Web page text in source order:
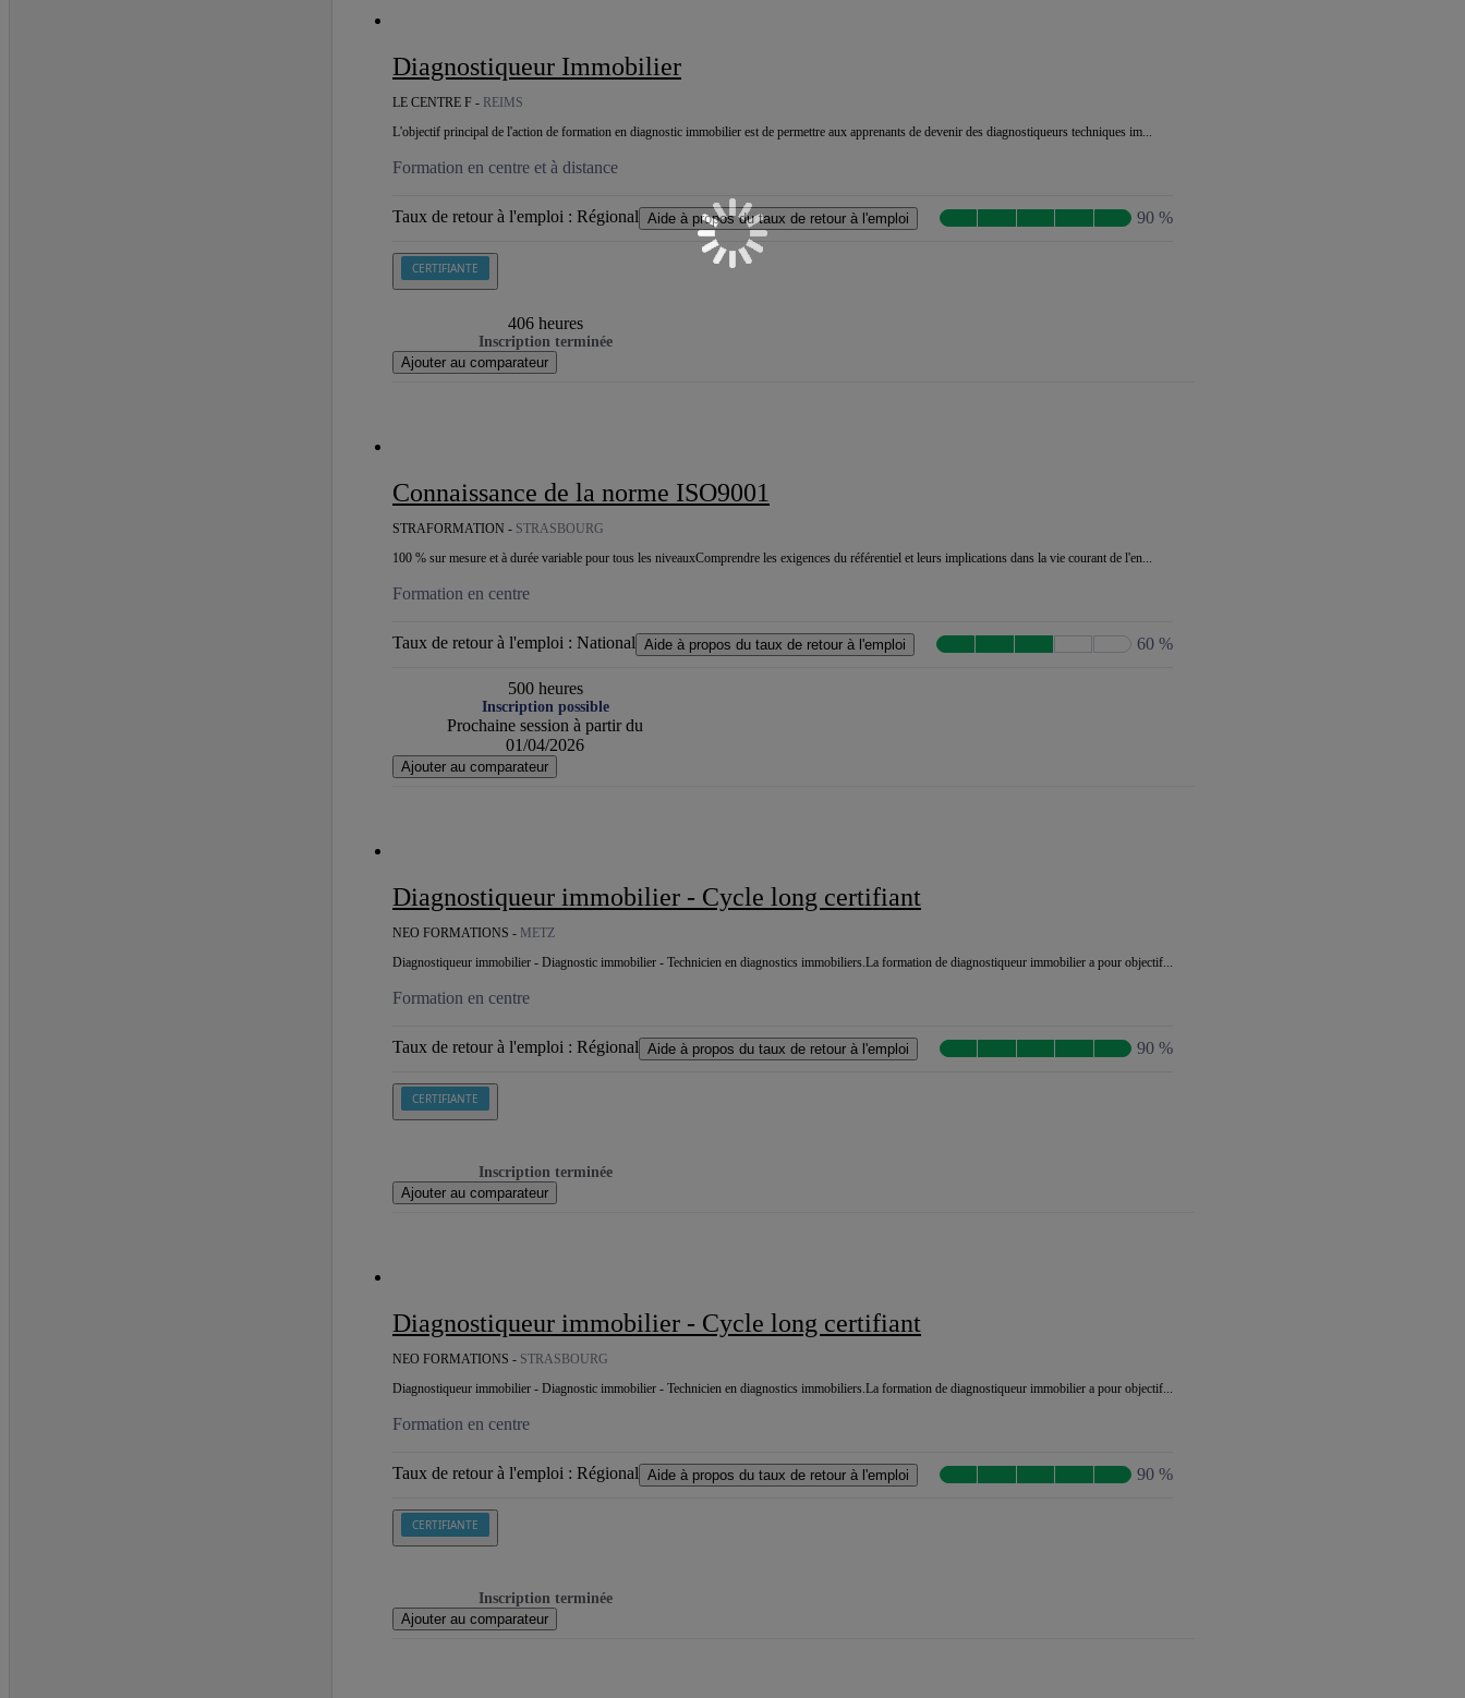
Diagnostiqueur Immobilier
LE CENTRE F - REIMS
L'objectif principal de l'action de formation en diagnostic immobilier est de permettre aux apprenants de devenir des diagnostiqueurs techniques im...
Formation en centre et à distance
Taux de retour à l'emploi : Régional Aide à propos du taux de retour à l'emploi 90 %
CERTIFIANTE
406 heures
Inscription terminée
Ajouter au comparateur
Connaissance de la norme ISO9001
STRAFORMATION - STRASBOURG
100 % sur mesure et à durée variable pour tous les niveauxComprendre les exigences du référentiel et leurs implications dans la vie courant de l'en...
Formation en centre
Taux de retour à l'emploi : National Aide à propos du taux de retour à l'emploi 60 %
500 heures
Inscription possible
Prochaine session à partir du
01/04/2026
Ajouter au comparateur
Diagnostiqueur immobilier - Cycle long certifiant
NEO FORMATIONS - METZ
Diagnostiqueur immobilier - Diagnostic immobilier - Technicien en diagnostics immobiliers.La formation de diagnostiqueur immobilier a pour objectif...
Formation en centre
Taux de retour à l'emploi : Régional Aide à propos du taux de retour à l'emploi 90 %
CERTIFIANTE
Inscription terminée
Ajouter au comparateur
Diagnostiqueur immobilier - Cycle long certifiant
NEO FORMATIONS - STRASBOURG
Diagnostiqueur immobilier - Diagnostic immobilier - Technicien en diagnostics immobiliers.La formation de diagnostiqueur immobilier a pour objectif...
Formation en centre
Taux de retour à l'emploi : Régional Aide à propos du taux de retour à l'emploi 90 %
CERTIFIANTE
Inscription terminée
Ajouter au comparateur